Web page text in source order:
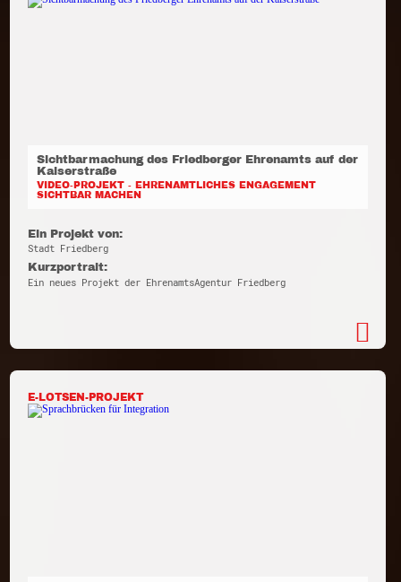
Sichtbarmachung des Friedberger Ehrenamts auf der
Kaiserstraße
VIDEO-PROJEKT - EHRENAMTLICHES ENGAGEMENT
SICHTBAR MACHEN
Ein Projekt von:
Stadt Friedberg
Kurzportrait:
Ein neues Projekt der EhrenamtsAgentur Friedberg
E-LOTSEN-PROJEKT